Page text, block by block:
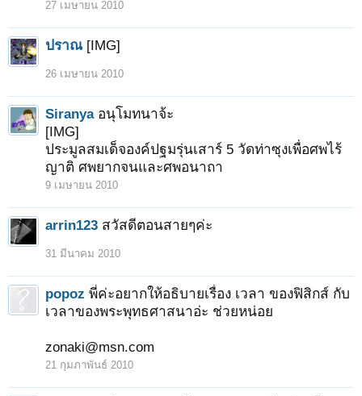
27 เมษายน 2010
ปราณ [IMG]
26 เมษายน 2010
Siranya อนุโมทนาจ้ะ
[IMG]
ประมูลสมเด็จองค์ปฐมรุ่นเสาร์ 5 วัดท่าซุงเพื่อศพไร้
ญาติ ศพยากจนและศพอนาถา
9 เมษายน 2010
arrin123 สวัสดีตอนสายๆค่ะ
31 มีนาคม 2010
popoz พี่ค่ะอยากให้อธิบายเรื่อง เวลา ของฟิสิกส์ กับ
เวลาของพระพุทธศาสนาอ่ะ ช่วยหน่อย
zonaki@msn.com
21 กุมภาพันธ์ 2010